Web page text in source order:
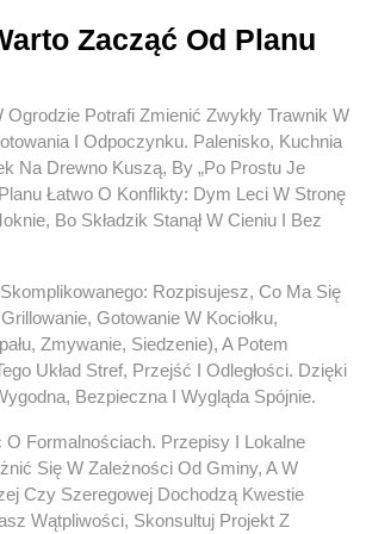
Zacząć Od Planu
Ogrodzie Potrafi Zmienić Zwykły Trawnik W
I Odpoczynku. Palenisko, Kuchnia
Na Drewno Kuszą, By „po Prostu Je
Łatwo O Konflikty: Dym Leci W Stronę
Bo Składzik Stanął W Cieniu I Bez
Rozpisujesz, Co Ma Się
Gotowanie W Kociołku,
Zmywanie, Siedzenie), A Potem
Układ Stref, Przejść I Odległości. Dzięki
Bezpieczna I Wygląda Spójnie.
O Formalnościach. Przepisy I Lokalne
Się W Zależności Od Gminy, A W
Czy Szeregowej Dochodzą Kwestie
Wątpliwości, Skonsultuj Projekt Z